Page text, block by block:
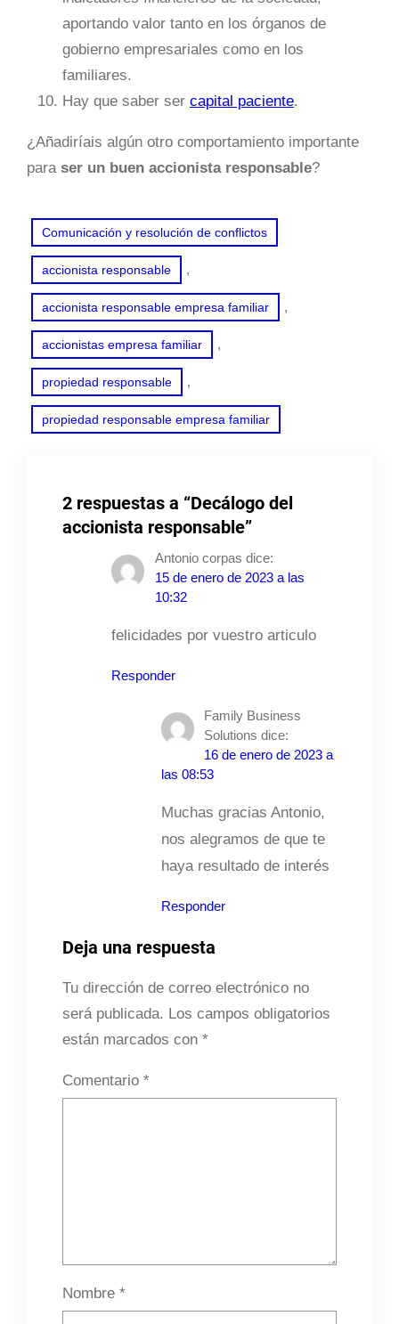
aportando valor tanto en los órganos de
gobierno empresariales como en los
familiares.
Hay que saber ser capital paciente.
¿Añadiríais algún otro comportamiento importante
para ser un buen accionista responsable?
Comunicación y resolución de conflictos
accionista responsable ,
accionista responsable empresa familiar ,
accionistas empresa familiar ,
propiedad responsable ,
propiedad responsable empresa familiar
2 respuestas a “Decálogo del
accionista responsable”
Antonio corpas dice:
15 de enero de 2023 a las
10:32
felicidades por vuestro articulo
Responder
Family Business
Solutions dice:
16 de enero de 2023 a
las 08:53
Muchas gracias Antonio,
nos alegramos de que te
haya resultado de interés
Responder
Deja una respuesta
Tu dirección de correo electrónico no
será publicada. Los campos obligatorios
están marcados con *
Comentario *
Nombre *